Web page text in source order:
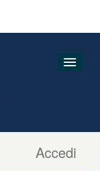
Accedi